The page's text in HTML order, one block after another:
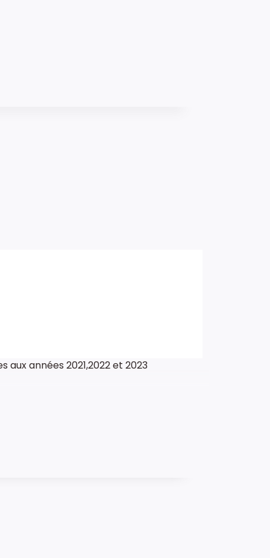
années 2021,2022 et 2023